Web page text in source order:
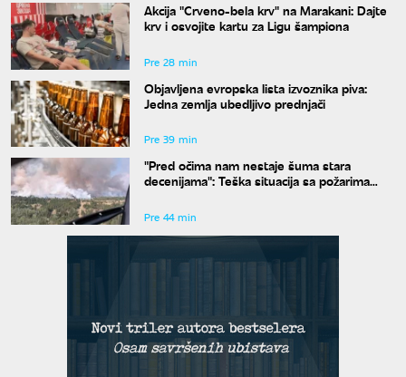
Akcija "Crveno-bela krv" na Marakani: Dajte
krv i osvojite kartu za Ligu šampiona
Pre 28 min
Objavljena evropska lista izvoznika piva:
Jedna zemlja ubedljivo prednjači
Pre 39 min
"Pred očima nam nestaje šuma stara
decenijama": Teška situacija sa požarima
Pre 44 min